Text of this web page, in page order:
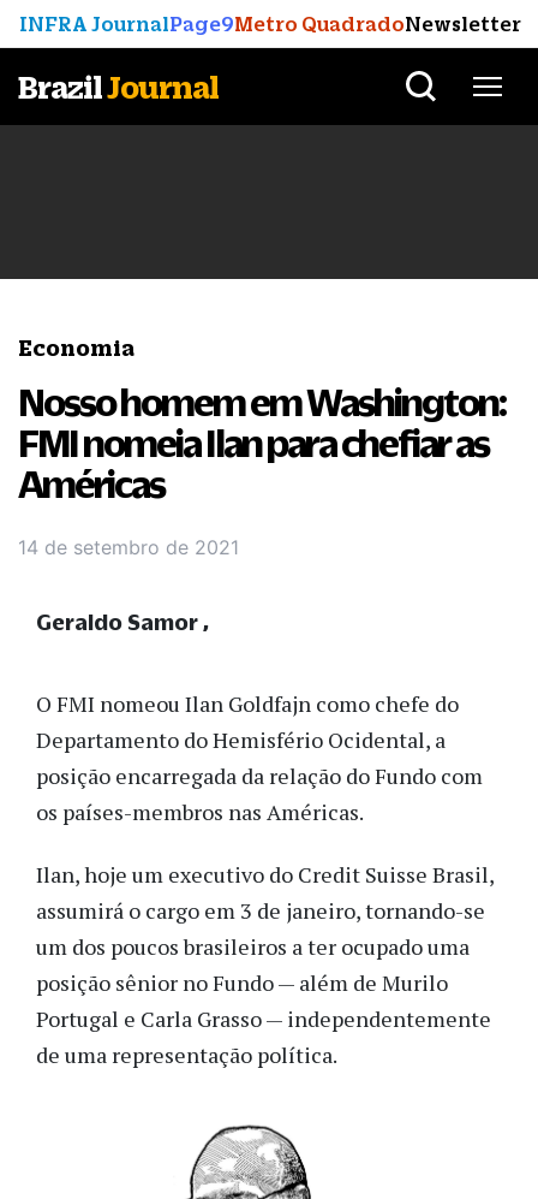
INFRA JournalPage9Metro QuadradoNewsletter
BrazilJournal
Economia
Nosso homem em Washington:
FMI nomeia Ilan para chefiar as
Américas
14 de setembro de 2021
O FMI nomeou Ilan Goldfajn como chefe do
Departamento do Hemisfério Ocidental, a
posição encarregada da relação do Fundo com
os países-membros nas Américas.
Ilan, hoje um executivo do Credit Suisse Brasil,
assumirá o cargo em 3 de janeiro, tornando-se
um dos poucos brasileiros a ter ocupado uma
posição sênior no Fundo — além de Murilo
Portugal e Carla Grasso — independentemente
de uma representação política.
Geraldo Samor